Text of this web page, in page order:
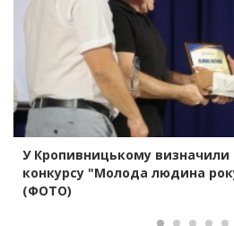
У Кропивницькому визначили
конкурсу "Молода людина
(ФОТО)